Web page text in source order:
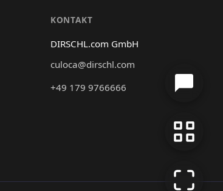
KONTAKT
DIRSCHL.com GmbH
culoca@dirschl.com
+49 179 9766666